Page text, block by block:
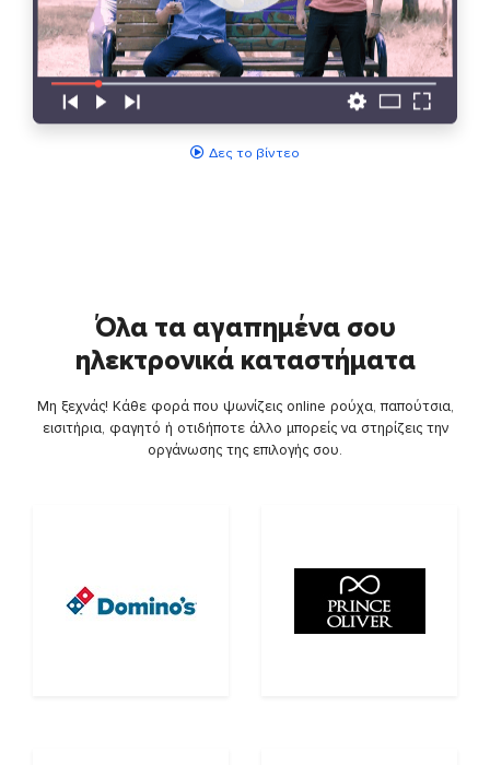
Δες το βίντεο
Όλα τα αγαπημένα σου
ηλεκτρονικά καταστήματα
Μη ξεχνάς! Κάθε φορά που ψωνίζεις online ρούχα, παπούτσια,
εισιτήρια, φαγητό ή οτιδήποτε άλλο μπορείς να στηρίζεις την
οργάνωσης της επιλογής σου.